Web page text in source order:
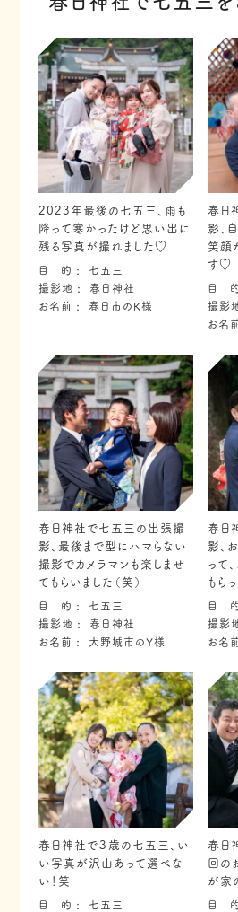
2023年最後の七五三、雨も
降って寒かったけど思い出に
残る写真が撮れました♡
目 的
七五三
撮影地
春日神社
お名前
春日市のK様
春日
影、
笑顔
す♡
目
撮影
お名
春日神社で七五三の出張撮
影、最後まで型にハマらない
撮影でカメラマンも楽しませ
てもらいました（笑）
目 的
七五三
撮影地
春日神社
お名前
大野城市のY様
春日
影、
って
もらっ
目
撮影
お名
春日神社で３歳の七五三、い
い写真が沢山あって選べな
い！笑
目 的
七五三
春日
回の
が家
目